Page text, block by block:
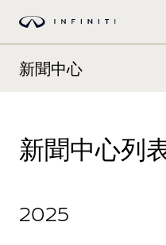
新聞中心
新聞中心列
2025